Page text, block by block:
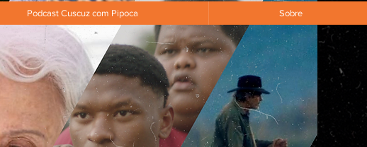
Podcast Cuscuz com Pipoca Sobre